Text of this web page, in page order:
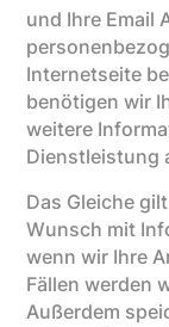
und Ihre Email
Internetseite
benötigen wir
weitere
Dienstleistung
Das Gleiche
Wunsch mit
wenn wir Ihre
Fällen werden
Außerdem